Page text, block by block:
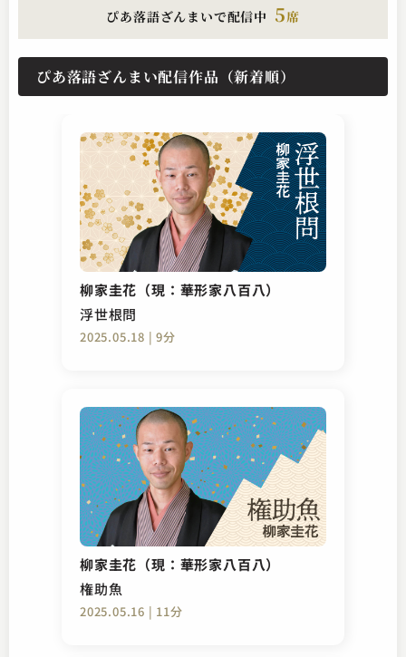
ぴあ落語ざんまいで配信中 5席
ぴあ落語ざんまい配信作品（新着順）
柳家圭花（現：華形家八百八）
浮世根問
2025.05.18 | 9分
柳家圭花（現：華形家八百八）
権助魚
2025.05.16 | 11分